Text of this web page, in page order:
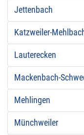
Jettenbach
Katzweiler-
Lauterecken
Mackenbach-
Mehlingen
Münchweiler